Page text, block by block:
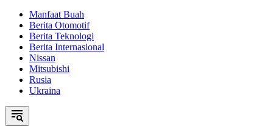
Manfaat Buah
Berita Otomotif
Berita Teknologi
Berita Internasional
Nissan
Mitsubishi
Rusia
Ukraina